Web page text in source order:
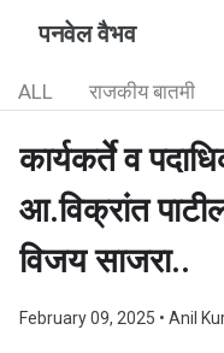
पनवेल वैभव
ALL राजकीय बातमी
कार्यकर्ते व
आ.विक्रांत
विजय साजरा..
February 09, 2025 • Anil